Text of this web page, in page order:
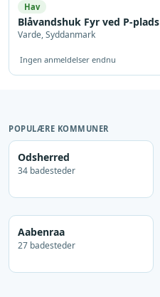
Hav
Blåvandshuk Fyr ved P-plads
Varde, Syddanmark
Ingen anmeldelser endnu
POPULÆRE KOMMUNER
Odsherred
34 badesteder
Aabenraa
27 badesteder